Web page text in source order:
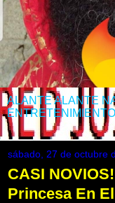
ALANTE ALANTE
sábado, 27 de octubre
CASI
Princesa En